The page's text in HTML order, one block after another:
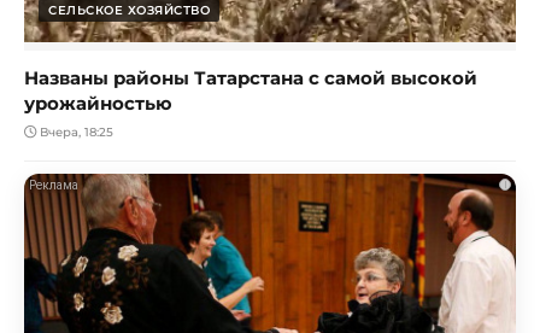
СЕЛЬСКОЕ ХОЗЯЙСТВО
Названы районы Татарстана с самой высокой
урожайностью
Вчера, 18:25
i